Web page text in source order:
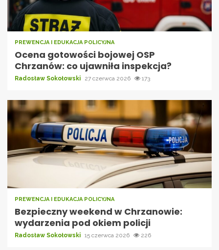
PREWENCJA I EDUKACJA POLICYJNA
Ocena gotowości bojowej OSP
Chrzanów: co ujawniła inspekcja?
Radosław Sokołowski 27 czerwca 2026 173
PREWENCJA I EDUKACJA POLICYJNA
Bezpieczny weekend w Chrzanowie:
wydarzenia pod okiem policji
Radosław Sokołowski 15 czerwca 2026 226